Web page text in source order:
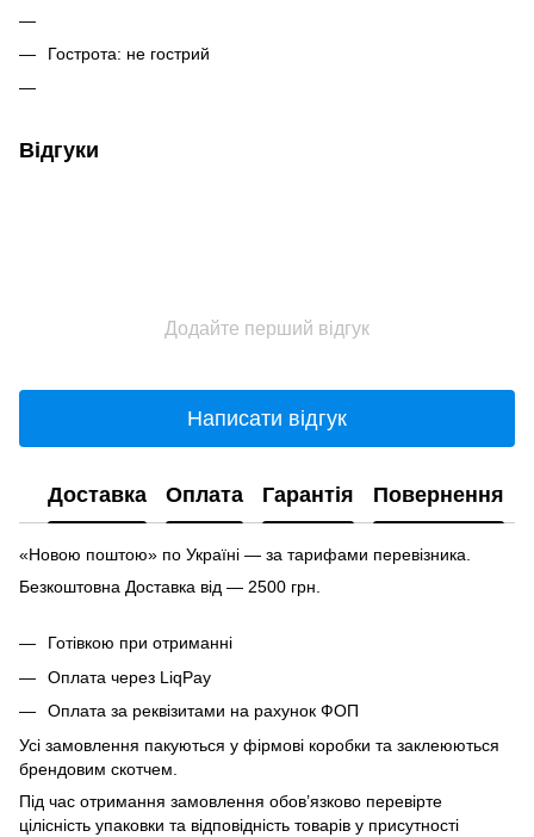
Гострота: не гострий
Відгуки
Додайте перший відгук
Написати відгук
Доставка Оплата Гарантія Повернення
«Новою поштою» по Україні — за тарифами перевізника.
Безкоштовна Доставка від — 2500 грн.
Готівкою при отриманні
Оплата через LiqPay
Оплата за реквізитами на рахунок ФОП
Усі замовлення пакуються у фірмові коробки та заклеюються
брендовим скотчем.
Під час отримання замовлення обов’язково перевірте
цілісність упаковки та відповідність товарів у присутності